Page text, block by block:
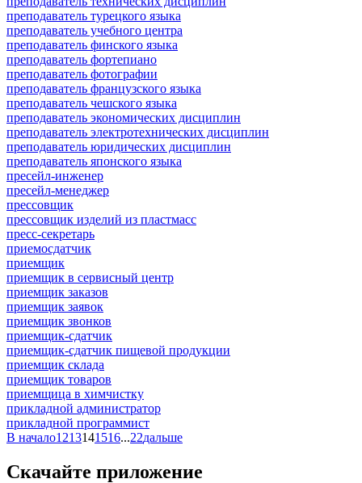
преподаватель турецкого языка
преподаватель учебного центра
преподаватель финского языка
преподаватель фортепиано
преподаватель фотографии
преподаватель французского языка
преподаватель чешского языка
преподаватель экономических дисциплин
преподаватель электротехнических дисциплин
преподаватель юридических дисциплин
преподаватель японского языка
пресейл-инженер
пресейл-менеджер
прессовщик
прессовщик изделий из пластмасс
пресс-секретарь
приемосдатчик
приемщик
приемщик в сервисный центр
приемщик заказов
приемщик заявок
приемщик звонков
приемщик-сдатчик
приемщик-сдатчик пищевой продукции
приемщик склада
приемщик товаров
приемщица в химчистку
прикладной администратор
прикладной программист
В начало1213141516...22дальше
Скачайте приложение